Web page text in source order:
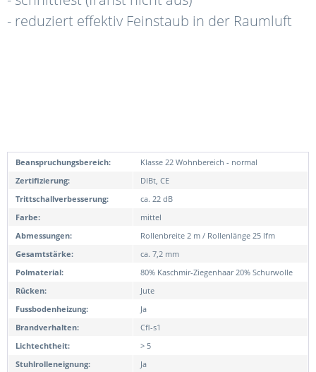
- reduziert effektiv Feinstaub in der Raumluft
Beanspruchungsbereich:
Klasse 22 Wohnbereich - normal
Zertifizierung:
DIBt, CE
Trittschallverbesserung:
ca. 22 dB
Farbe:
mittel
Abmessungen:
Rollenbreite 2 m / Rollenlänge 25 lfm
Gesamtstärke:
ca. 7,2 mm
Polmaterial:
80% Kaschmir-Ziegenhaar 20% Schurwolle
Rücken:
Jute
Fussbodenheizung:
Ja
Brandverhalten:
Cfl-s1
Lichtechtheit:
> 5
Stuhlrolleneignung:
Ja